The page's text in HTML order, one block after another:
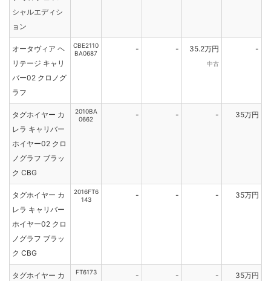
シャルエディシ
ョン
オータヴィア ヘ
リテージ キャリ
バー02 クロノグ
ラフ
CBE2110
BA0687
- - 35.2万円
中古
-
タグホイヤー カ
レラ キャリバー
ホイヤー02 クロ
ノグラフ ブラッ
ク CBG
2010BA
0662
- - - 35万円
タグホイヤー カ
レラ キャリバー
ホイヤー02 クロ
ノグラフ ブラッ
ク CBG
2016FT6
143
- - - 35万円
タグホイヤー カ
FT6173 - - - 35万円